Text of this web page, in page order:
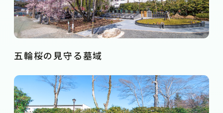
五輪桜の見守る墓域